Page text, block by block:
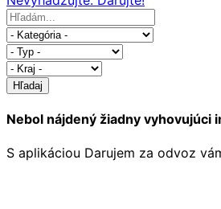
Hľadaj
Nebol nájdený žiadny vyhovujúci
S aplikáciou Darujem za odvoz